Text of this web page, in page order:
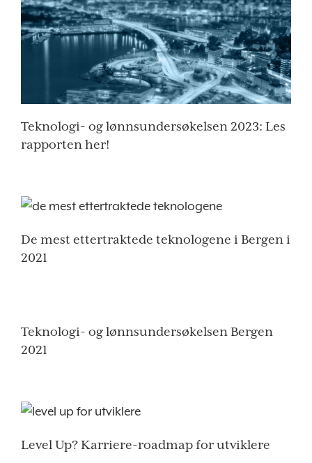
Teknologi- og lønnsundersøkelsen 2023: Les
rapporten her!
De mest ettertraktede teknologene i Bergen i
2021
Teknologi- og lønnsundersøkelsen Bergen
2021
Level Up? Karriere-roadmap for utviklere